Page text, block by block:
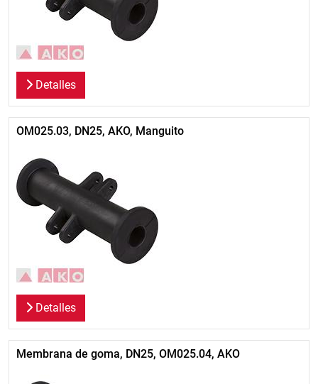
Detalles
OM025.03, DN25, AKO, Manguito
Detalles
Membrana de goma, DN25, OM025.04, AKO